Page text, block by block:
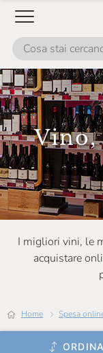
Vino,
I migliori vini, le
acquistare
Home Spesa
ORDINA
Biancavigna
Billecart
Birra CaneNero
Birra Lara
Birra Mastino
Birra Messina
Birra
Birra Oxiana
Birra Salento
Birrificio
Birrificio